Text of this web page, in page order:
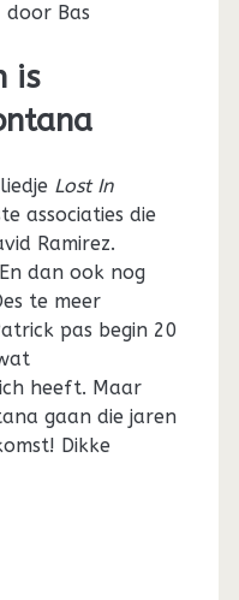
door Bas
is
Lost In
associaties die
Ramirez.
dan ook nog
te meer
pas begin 20
heeft. Maar
gaan die jaren
Dikke